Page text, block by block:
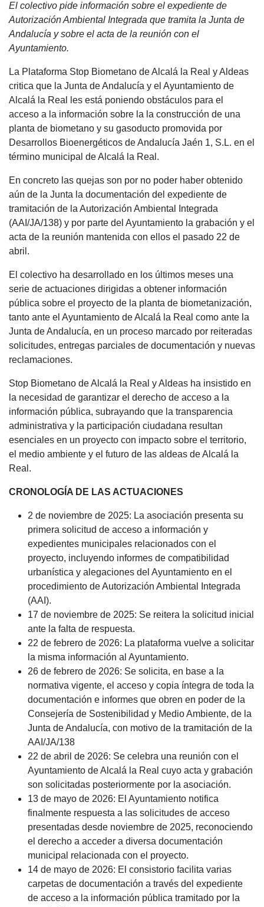
El colectivo pide información sobre el expediente de
Autorización Ambiental Integrada que tramita la Junta de
Andalucía y sobre el acta de la reunión con el
Ayuntamiento.
La Plataforma Stop Biometano de Alcalá la Real y Aldeas
critica que la Junta de Andalucía y el Ayuntamiento de
Alcalá la Real les está poniendo obstáculos para el
acceso a la información sobre la la construcción de una
planta de biometano y su gasoducto promovida por
Desarrollos Bioenergéticos de Andalucía Jaén 1, S.L. en el
término municipal de Alcalá la Real.
En concreto las quejas son por no poder haber obtenido
aún de la Junta la documentación del expediente de
tramitación de la Autorización Ambiental Integrada
(AAI/JA/138) y por parte del Ayuntamiento la grabación y el
acta de la reunión mantenida con ellos el pasado 22 de
abril.
El colectivo ha desarrollado en los últimos meses una
serie de actuaciones dirigidas a obtener información
pública sobre el proyecto de la planta de biometanización,
tanto ante el Ayuntamiento de Alcalá la Real como ante la
Junta de Andalucía, en un proceso marcado por reiteradas
solicitudes, entregas parciales de documentación y nuevas
reclamaciones.
Stop Biometano de Alcalá la Real y Aldeas ha insistido en
la necesidad de garantizar el derecho de acceso a la
información pública, subrayando que la transparencia
administrativa y la participación ciudadana resultan
esenciales en un proyecto con impacto sobre el territorio,
el medio ambiente y el futuro de las aldeas de Alcalá la
Real.
CRONOLOGÍA DE LAS ACTUACIONES
2 de noviembre de 2025: La asociación presenta su
primera solicitud de acceso a información y
expedientes municipales relacionados con el
proyecto, incluyendo informes de compatibilidad
urbanística y alegaciones del Ayuntamiento en el
procedimiento de Autorización Ambiental Integrada
(AAI).
17 de noviembre de 2025: Se reitera la solicitud inicial
ante la falta de respuesta.
22 de febrero de 2026: La plataforma vuelve a solicitar
la misma información al Ayuntamiento.
26 de febrero de 2026: Se solicita, en base a la
normativa vigente, el acceso y copia íntegra de toda la
documentación e informes que obren en poder de la
Consejería de Sostenibilidad y Medio Ambiente, de la
Junta de Andalucía, con motivo de la tramitación de la
AAI/JA/138
22 de abril de 2026: Se celebra una reunión con el
Ayuntamiento de Alcalá la Real cuyo acta y grabación
son solicitadas posteriormente por la asociación.
13 de mayo de 2026: El Ayuntamiento notifica
finalmente respuesta a las solicitudes de acceso
presentadas desde noviembre de 2025, reconociendo
el derecho a acceder a diversa documentación
municipal relacionada con el proyecto.
14 de mayo de 2026: El consistorio facilita varias
carpetas de documentación a través del expediente
de acceso a la información pública tramitado por la